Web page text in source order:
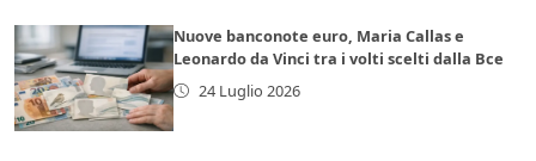
Nuove banconote euro, Maria Callas e
Leonardo da Vinci tra i volti scelti dalla Bce
24 Luglio 2026